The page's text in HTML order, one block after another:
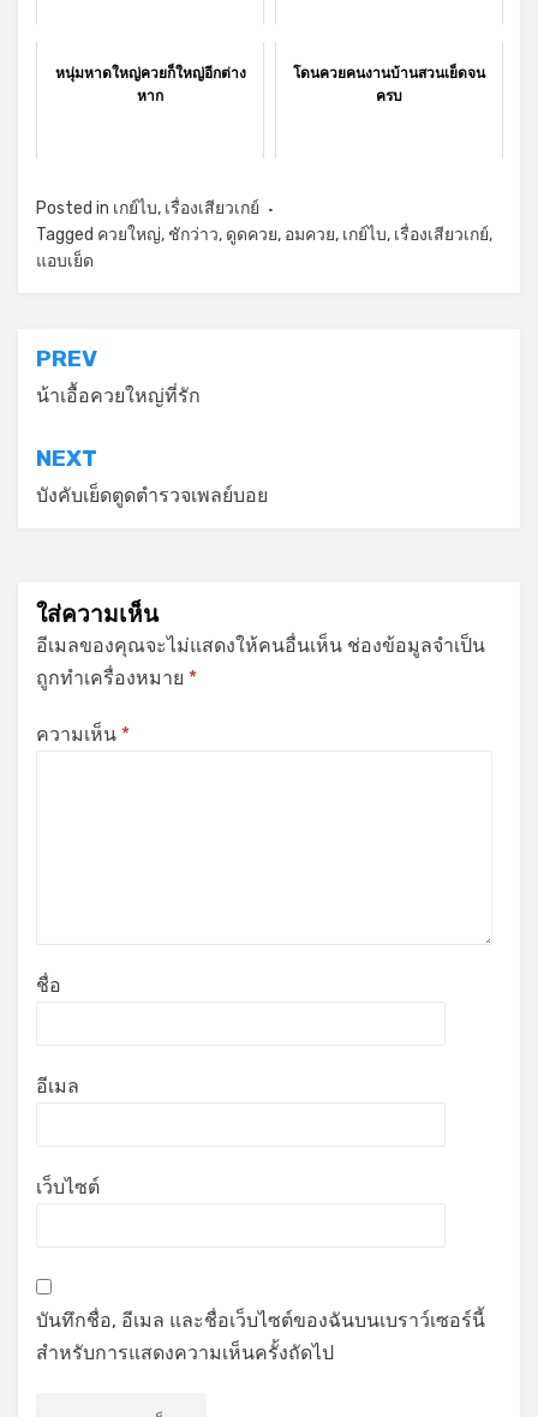
หนุ่มหาดใหญ่ควยก็ใหญ่อีกต่าง
หาก
โดนควยคนงานบ้านสวนเย็ดจน
ครบ
Posted in เกย์ไบ, เรื่องเสียวเกย์
Tagged ควยใหญ่, ชักว่าว, ดูดควย, อมควย, เกย์ไบ, เรื่องเสียวเกย์,
แอบเย็ด
แนะแนว
เรื่อง
PREV
น้าเอื้อควยใหญ่ที่รัก
NEXT
บังคับเย็ดตูดตำรวจเพลย์บอย
ใส่ความเห็น
อีเมลของคุณจะไม่แสดงให้คนอื่นเห็น ช่องข้อมูลจำเป็น
ถูกทำเครื่องหมาย *
ความเห็น *
ชื่อ
อีเมล
เว็บไซต์
บันทึกชื่อ, อีเมล และชื่อเว็บไซต์ของฉันบนเบราว์เซอร์นี้
สำหรับการแสดงความเห็นครั้งถัดไป